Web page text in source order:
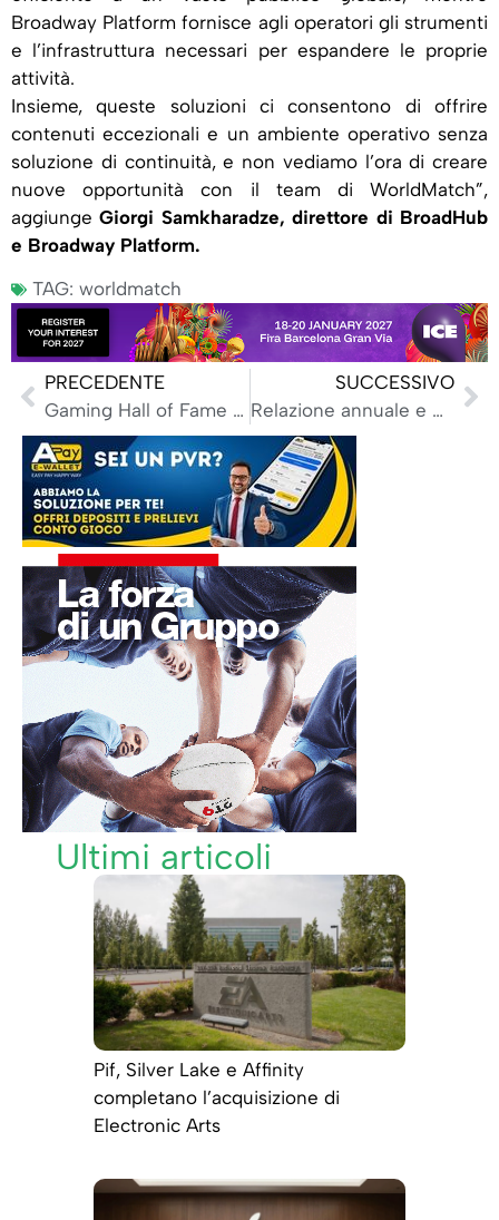
Broadway Platform fornisce agli operatori gli strumenti
e l’infrastruttura necessari per espandere le proprie
attività.
Insieme, queste soluzioni ci consentono di offrire
contenuti eccezionali e un ambiente operativo senza
soluzione di continuità, e non vediamo l’ora di creare
nuove opportunità con il team di WorldMatch”,
aggiungeGiorgi Samkharadze, direttore di BroadHub
e Broadway Platform.
TAG: worldmatch
PRECEDENTE
Gaming Hall of Fame 2026 dell’Aga, ecco le quattro nuove stelle del gioco
SUCCESSIVO
Relazione annuale e Bilancio 2025 della Mga, Mizzi: ‘Regolamentare meglio, la vera sfida’
Ultimi articoli
Pif, Silver Lake e Affinity
completano l’acquisizione di
Electronic Arts